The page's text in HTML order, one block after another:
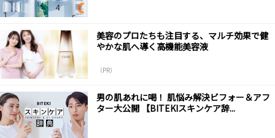
美容のプロたちも注目する、マルチ効果で健
やかな肌へ導く高機能美容液
（PR）
男の肌あれに喝！ 肌悩み解決ビフォー＆アフ
ター大公開 【BITEKIスキンケア辞...